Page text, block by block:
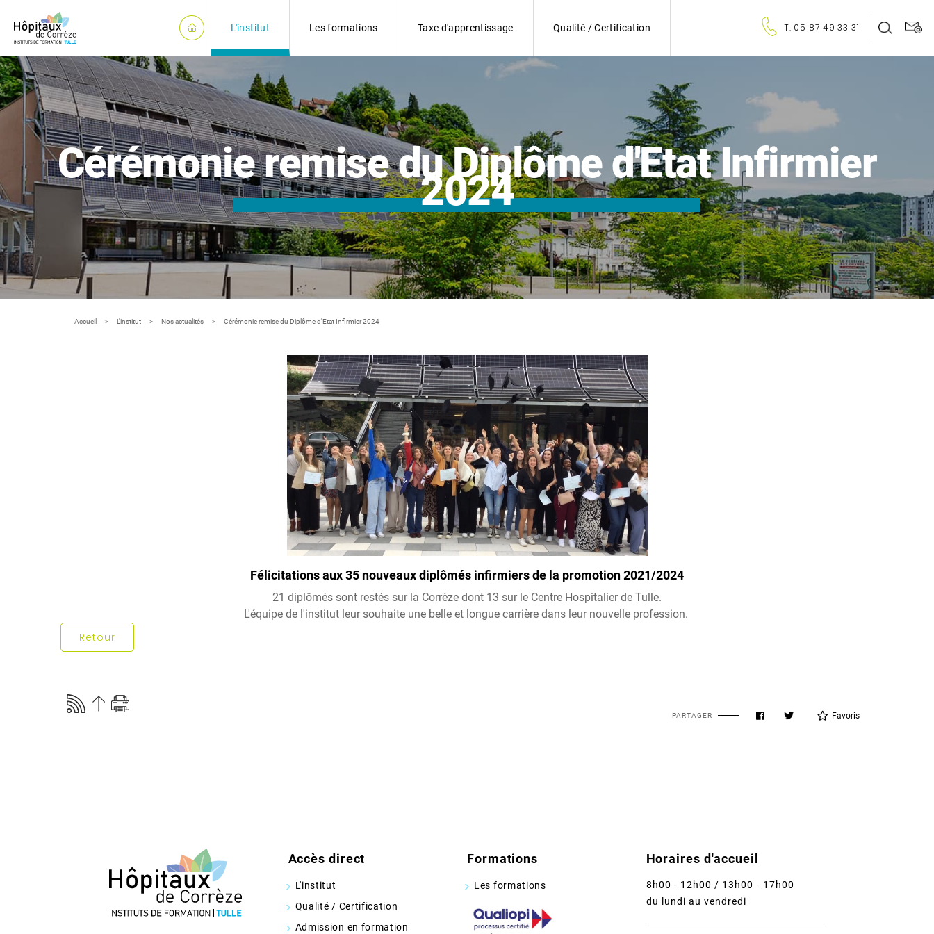
L'institut Les formations Taxe d'apprentissage Qualité / Certification T. 05 87 49 33 31
Cérémonie remise du Diplôme d'Etat Infirmier
2024
Accueil L'institut Nos actualités Cérémonie remise du Diplôme d'Etat Infirmier 2024
Félicitations aux 35 nouveaux diplômés infirmiers de la promotion 2021/2024
21 diplômés sont restés sur la Corrèze dont 13 sur le Centre Hospitalier de Tulle.
L'équipe de l'institut leur souhaite une belle et longue carrière dans leur nouvelle profession.
Retour
PARTAGER Favoris
Accès direct
L'institut
Qualité / Certification
Admission en formation
Formations
Les formations
Horaires d'accueil
8h00 - 12h00 / 13h00 - 17h00
du lundi au vendredi